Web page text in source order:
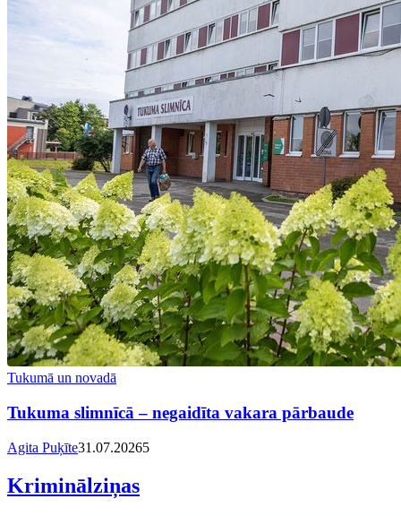
Tukumā un novadā
Tukuma slimnīcā – negaidīta vakara pārbaude
Agita Puķīte31.07.20265
Kriminālziņas